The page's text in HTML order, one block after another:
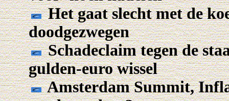
Het gaat slecht met de
doodgezwegen
Schadeclaim tegen de
gulden-euro wissel
Amsterdam Summit,